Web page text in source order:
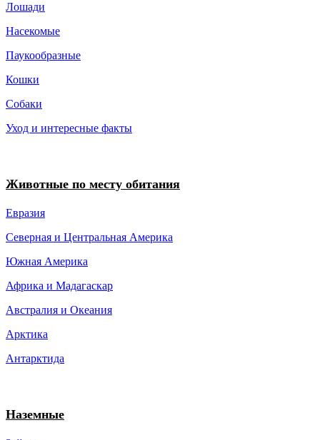
Лошади
Насекомые
Паукообразные
Кошки
Собаки
Уход и интересные факты
Животные по месту обитания
Евразия
Северная и Центральная Америка
Южная Америка
Африка и Мадагаскар
Австралия и Океания
Арктика
Антарктида
Наземные